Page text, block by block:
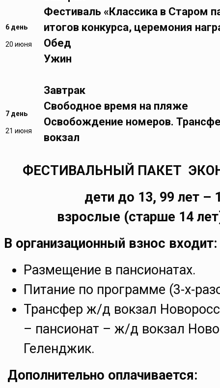
6 день
20 июня
Фестиваль «Классика в Старом
итогов конкурса, церемония
Обед
Ужин
7 день
21 июня
Завтрак
Свободное время на пляже
Освобождение номеров.
вокзал
ФЕСТИВАЛЬНЫЙ ПАКЕТ
дети до 13, 99 лет –
взрослые (старше 14
В организационный взнос входит:
Размещение в пансионатах.
Питание по программе (3-х-
Трансфер ж/д вокзал
– пансионат – ж/д вокзал
Геленджик.
Дополнительно оплачивается: